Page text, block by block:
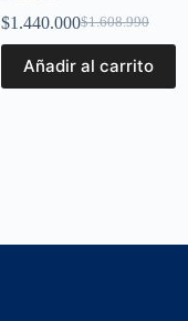
$1.608.990
$1.440.000
Añadir al carrito